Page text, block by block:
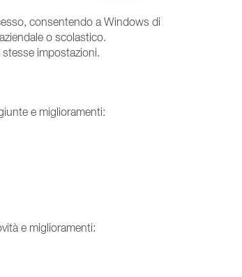
consentendo a Windows di
o scolastico.
impostazioni.
e miglioramenti:
e miglioramenti: